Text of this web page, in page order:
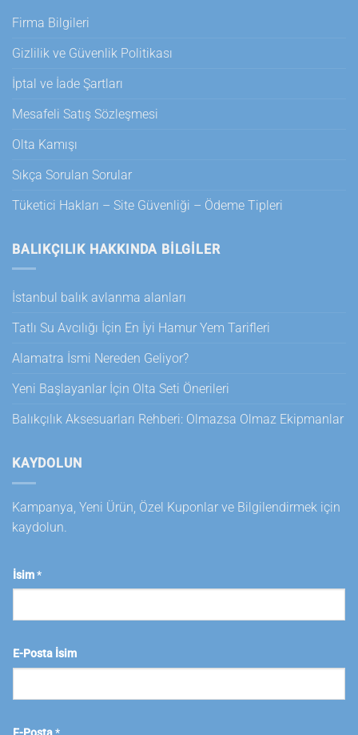
Firma Bilgileri
Gizlilik ve Güvenlik Politikası
İptal ve İade Şartları
Mesafeli Satış Sözleşmesi
Olta Kamışı
Sıkça Sorulan Sorular
Tüketici Hakları – Site Güvenliği – Ödeme Tipleri
BALIKÇILIK HAKKINDA BILGILER
İstanbul balık avlanma alanları
Tatlı Su Avcılığı İçin En İyi Hamur Yem Tarifleri
Alamatra İsmi Nereden Geliyor?
Yeni Başlayanlar İçin Olta Seti Önerileri
Balıkçılık Aksesuarları Rehberi: Olmazsa Olmaz Ekipmanlar
KAYDOLUN
Kampanya, Yeni Ürün, Özel Kuponlar ve Bilgilendirmek için
kaydolun.
İsim*
E-Posta İsim